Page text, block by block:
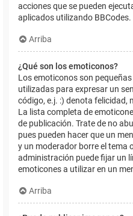
acciones que se pueden
aplicados utilizando BBCodes.
Arriba
¿Qué son los emoticonos?
Los emoticonos son
utilizadas para expresar un
código, e.j. :) denota felicidad,
La lista completa de
de publicación. Trate de no
pues pueden hacer que un
y un moderador borre el tema
administración puede fijar un
emoticones a utilizar en un
Arriba